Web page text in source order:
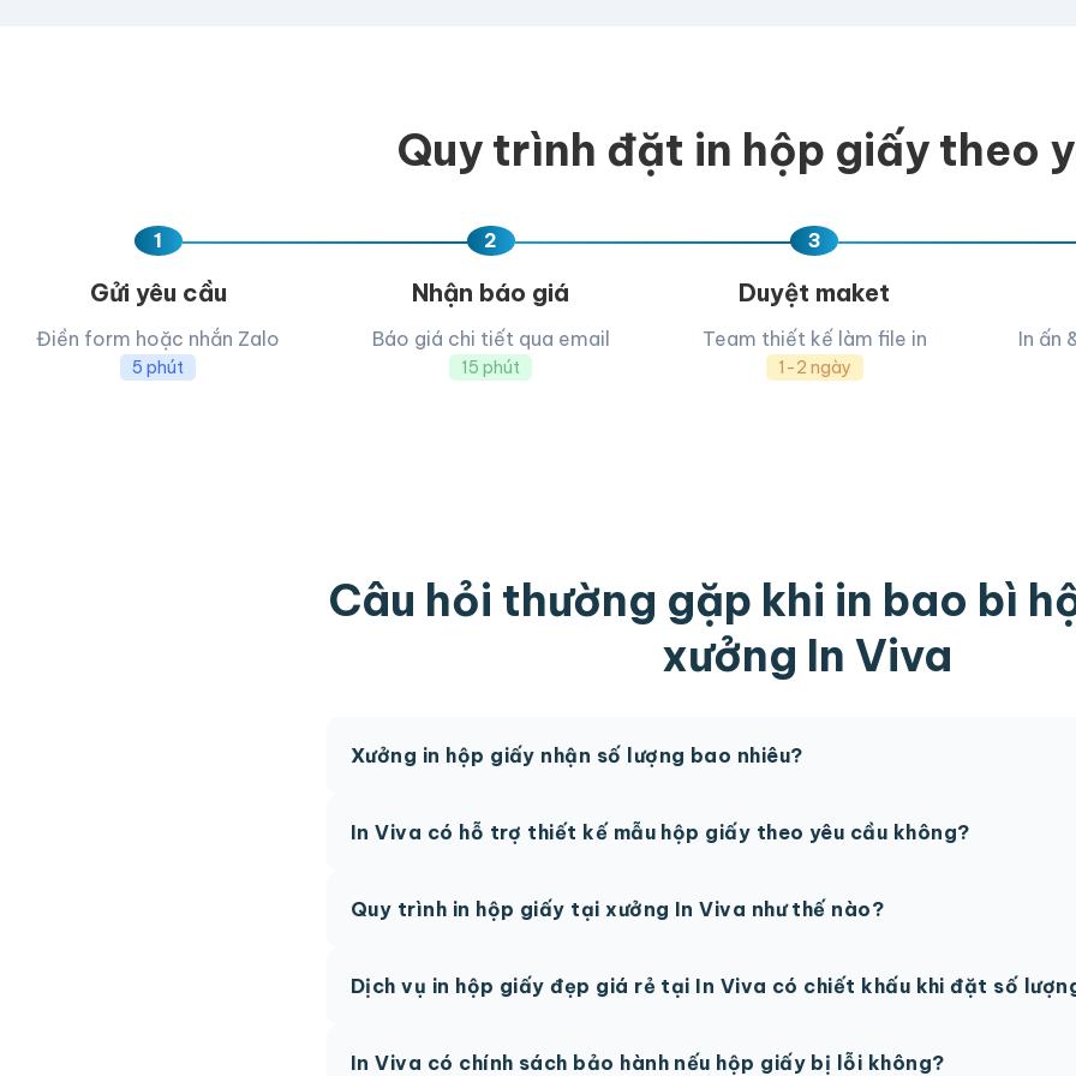
Chưa có file?Bỏ qua, team hỗ trợ thiết kế →
Quy trình đặt in hộp giấy theo
1
Gửi yêu cầu
Điền form hoặc nhắn Zalo
5 phút
2
Nhận báo giá
Báo giá chi tiết qua email
15 phút
3
Duyệt maket
Team thiết kế làm file in
1-2 ngày
In ấn
Câu hỏi thường gặp khi in bao bì
xưởng In Viva
Xưởng in hộp giấy nhận số lượng bao nhiêu?
In Viva có hỗ trợ thiết kế mẫu hộp giấy theo yêu cầu không?
Quy trình in hộp giấy tại xưởng In Viva như thế nào?
maket 3D → tiến hành in ấn, gia công tại xưởng → đóng gói và giao hàng tận
Dịch vụ in hộp giấy đẹp giá rẻ tại In Viva có chiết khấu khi đặt số
In Viva có chính sách bảo hành nếu hộp giấy bị lỗi không?